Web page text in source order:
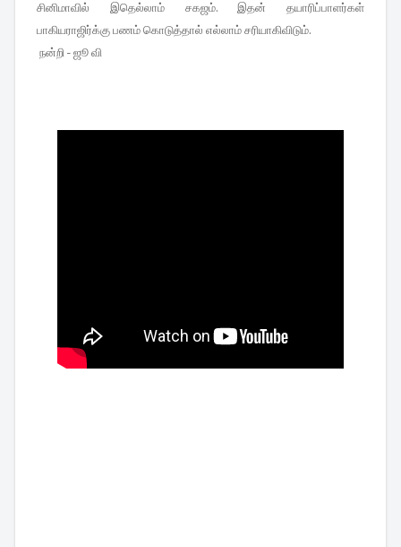
சினிமாவில் இதெல்லாம் சகஜம். இதன் தயாரிப்பாளர்கள்
பாகியராஜிர்க்கு பணம் கொடுத்தால் எல்லாம் சரியாகிவிடும்.
நன்றி - ஜூ வி